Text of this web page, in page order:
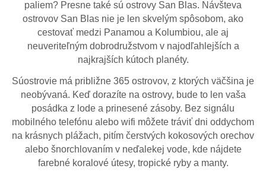
paliem? Presne také sú ostrovy San Blas. Návšteva
ostrovov San Blas nie je len skvelým spôsobom, ako
cestovať medzi Panamou a Kolumbiou, ale aj
neuveriteľným dobrodružstvom v najodľahlejších a
najkrajších kútoch planéty.
Súostrovie má približne 365 ostrovov, z ktorých väčšina je
neobývaná. Keď dorazíte na ostrovy, bude to len vaša
posádka z lode a prinesené zásoby. Bez signálu
mobilného telefónu alebo wifi môžete tráviť dni oddychom
na krásnych plážach, pitím čerstvých kokosových orechov
alebo šnorchlovaním v neďalekej vode, kde nájdete
farebné koralové útesy, tropické ryby a manty.